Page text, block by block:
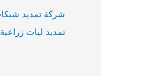
تمديد ليات زراعية